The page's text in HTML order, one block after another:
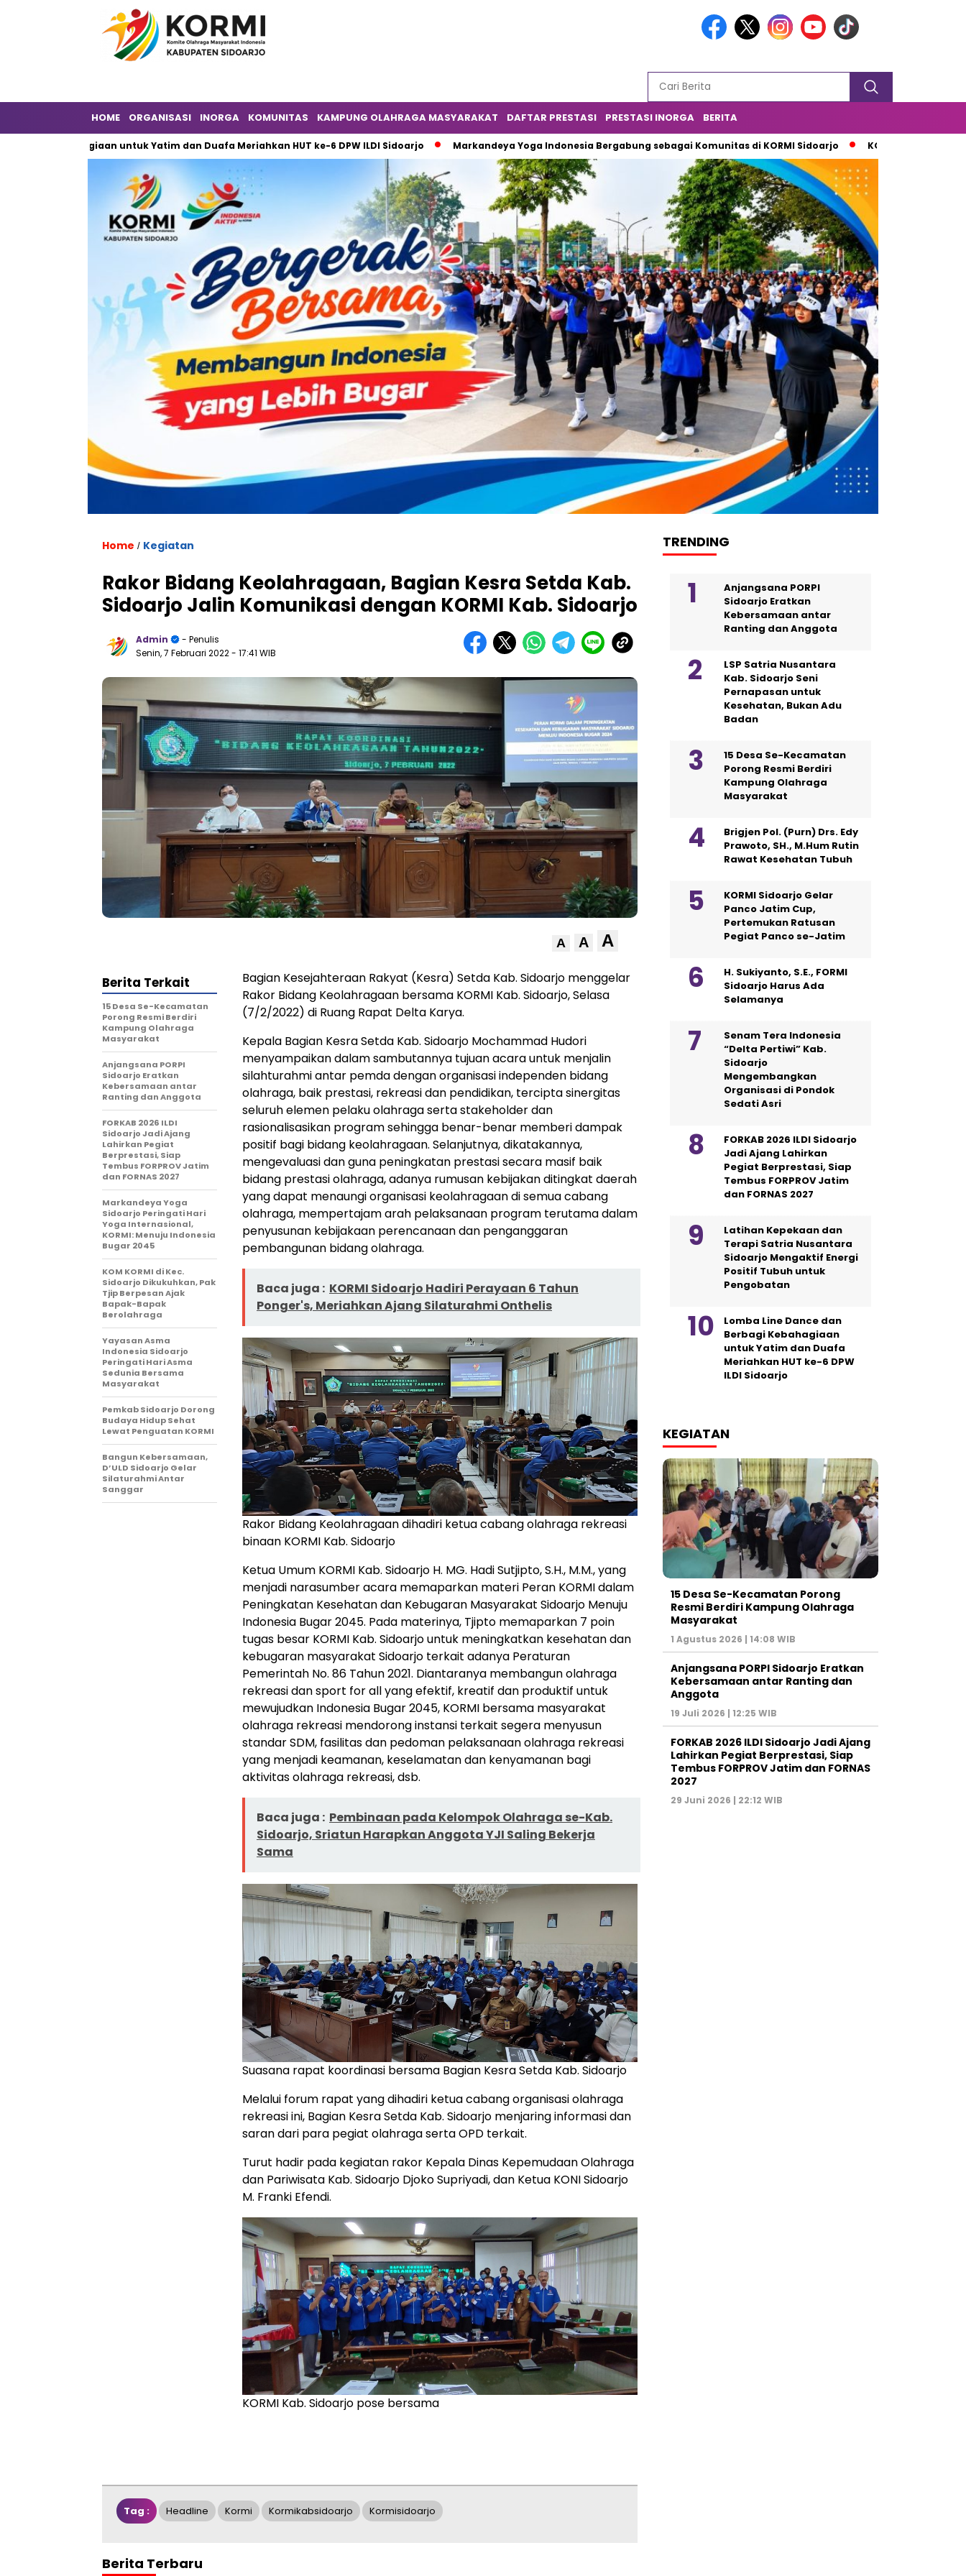
HOME ORGANISASI INORGA KOMUNITAS KAMPUNG OLAHRAGA MASYARAKAT DAFTAR PRESTASI PRESTASI INORGA BERITA
untuk Yatim dan Duafa Meriahkan HUT ke-6 DPW ILDI Sidoarjo Markandeya Yoga Indonesia Bergabung sebagai Komunitas di KORMI Sidoarjo KORMI Sidoarjo Berikan
Home / Kegiatan
Rakor Bidang Keolahragaan, Bagian Kesra Setda Kab.
Sidoarjo Jalin Komunikasi dengan KORMI Kab. Sidoarjo
Admin
- Penulis
Senin, 7 Februari 2022- 17:41 WIB
A A A
Bagian Kesejahteraan Rakyat (Kesra) Setda Kab. Sidoarjo menggelar
Rakor Bidang Keolahragaan bersama KORMI Kab. Sidoarjo, Selasa
(7/2/2022) di Ruang Rapat Delta Karya.
Kepala Bagian Kesra Setda Kab. Sidoarjo Mochammad Hudori
menyampaikan dalam sambutannya tujuan acara untuk menjalin
silahturahmi antar pemda dengan organisasi independen bidang
olahraga, baik prestasi, rekreasi dan pendidikan, tercipta sinergitas
seluruh elemen pelaku olahraga serta stakeholder dan
rasionalisasikan program sehingga benar-benar memberi dampak
positif bagi bidang keolahragaan. Selanjutnya, dikatakannya,
mengevaluasi dan guna peningkatan prestasi secara masif baik
bidang prestasi olahraga, adanya rumusan kebijakan ditingkat daerah
yang dapat menaungi organisasi keolahragaan di semua cabang
olahraga, mempertajam arah pelaksanaan program terutama dalam
penyusunan kebijakaan perencanaan dan penganggaran
pembangunan bidang olahraga.
Baca juga : KORMI Sidoarjo Hadiri Perayaan 6 Tahun
Ponger's, Meriahkan Ajang Silaturahmi Onthelis
Rakor Bidang Keolahragaan dihadiri ketua cabang olahraga rekreasi
binaan KORMI Kab. Sidoarjo
Ketua Umum KORMI Kab. Sidoarjo H. MG. Hadi Sutjipto, S.H., M.M., yang
menjadi narasumber acara memaparkan materi Peran KORMI dalam
Peningkatan Kesehatan dan Kebugaran Masyarakat Sidoarjo Menuju
Indonesia Bugar 2045. Pada materinya, Tjipto memaparkan 7 poin
tugas besar KORMI Kab. Sidoarjo untuk meningkatkan kesehatan dan
kebugaran masyarakat Sidoarjo terkait adanya Peraturan
Pemerintah No. 86 Tahun 2021. Diantaranya membangun olahraga
rekreasi dan sport for all yang efektif, kreatif dan produktif untuk
mewujudkan Indonesia Bugar 2045, KORMI bersama masyarakat
olahraga rekreasi mendorong instansi terkait segera menyusun
standar SDM, fasilitas dan pedoman pelaksanaan olahraga rekreasi
yang menjadi keamanan, keselamatan dan kenyamanan bagi
aktivitas olahraga rekreasi, dsb.
Baca juga : Pembinaan pada Kelompok Olahraga se-Kab.
Sidoarjo, Sriatun Harapkan Anggota YJI Saling Bekerja
Sama
Suasana rapat koordinasi bersama Bagian Kesra Setda Kab. Sidoarjo
Melalui forum rapat yang dihadiri ketua cabang organisasi olahraga
rekreasi ini, Bagian Kesra Setda Kab. Sidoarjo menjaring informasi dan
saran dari para pegiat olahraga serta OPD terkait.
Turut hadir pada kegiatan rakor Kepala Dinas Kepemudaan Olahraga
dan Pariwisata Kab. Sidoarjo Djoko Supriyadi, dan Ketua KONI Sidoarjo
M. Franki Efendi.
KORMI Kab. Sidoarjo pose bersama
Berita Terkait
15 Desa Se-Kecamatan
Porong Resmi Berdiri
Kampung Olahraga
Masyarakat
Anjangsana PORPI
Sidoarjo Eratkan
Kebersamaan antar
Ranting dan Anggota
FORKAB 2026 ILDI
Sidoarjo Jadi Ajang
Lahirkan Pegiat
Berprestasi, Siap
Tembus FORPROV Jatim
dan FORNAS 2027
Markandeya Yoga
Sidoarjo Peringati Hari
Yoga Internasional,
KORMI: Menuju Indonesia
Bugar 2045
KOM KORMI di Kec.
Sidoarjo Dikukuhkan, Pak
Tjip Berpesan Ajak
Bapak-Bapak
Berolahraga
Yayasan Asma
Indonesia Sidoarjo
Peringati Hari Asma
Sedunia Bersama
Masyarakat
Pemkab Sidoarjo Dorong
Budaya Hidup Sehat
Lewat Penguatan KORMI
Bangun Kebersamaan,
D’ULD Sidoarjo Gelar
Silaturahmi Antar
Sanggar
Tag : Headline Kormi Kormikabsidoarjo Kormisidoarjo
Berita Terbaru
TRENDING
Anjangsana PORPI
Sidoarjo Eratkan
Kebersamaan antar
Ranting dan Anggota
LSP Satria Nusantara
Kab. Sidoarjo Seni
Pernapasan untuk
Kesehatan, Bukan Adu
Badan
15 Desa Se-Kecamatan
Porong Resmi Berdiri
Kampung Olahraga
Masyarakat
Brigjen Pol. (Purn) Drs. Edy
Prawoto, SH., M.Hum Rutin
Rawat Kesehatan Tubuh
KORMI Sidoarjo Gelar
Panco Jatim Cup,
Pertemukan Ratusan
Pegiat Panco se-Jatim
H. Sukiyanto, S.E., FORMI
Sidoarjo Harus Ada
Selamanya
Senam Tera Indonesia
“Delta Pertiwi” Kab.
Sidoarjo
Mengembangkan
Organisasi di Pondok
Sedati Asri
FORKAB 2026 ILDI Sidoarjo
Jadi Ajang Lahirkan
Pegiat Berprestasi, Siap
Tembus FORPROV Jatim
dan FORNAS 2027
Latihan Kepekaan dan
Terapi Satria Nusantara
Sidoarjo Mengaktif Energi
Positif Tubuh untuk
Pengobatan
Lomba Line Dance dan
Berbagi Kebahagiaan
untuk Yatim dan Duafa
Meriahkan HUT ke-6 DPW
ILDI Sidoarjo
KEGIATAN
15 Desa Se-Kecamatan Porong
Resmi Berdiri Kampung Olahraga
Masyarakat
1 Agustus 2026 | 14:08 WIB
Anjangsana PORPI Sidoarjo Eratkan
Kebersamaan antar Ranting dan
Anggota
19 Juli 2026 | 12:25 WIB
FORKAB 2026 ILDI Sidoarjo Jadi Ajang
Lahirkan Pegiat Berprestasi, Siap
Tembus FORPROV Jatim dan FORNAS
2027
29 Juni 2026 | 22:12 WIB